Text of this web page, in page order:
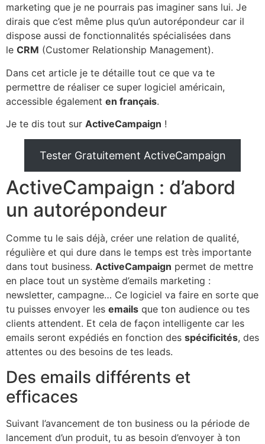
marketing que je ne pourrais pas imaginer sans lui. Je
dirais que c’est même plus qu’un autorépondeur car il
dispose aussi de fonctionnalités spécialisées dans
le CRM (Customer Relationship Management).
Dans cet article je te détaille tout ce que va te
permettre de réaliser ce super logiciel américain,
accessible également en français.
Je te dis tout sur ActiveCampaign !
Tester Gratuitement ActiveCampaign
ActiveCampaign : d’abord
un autorépondeur
Comme tu le sais déjà, créer une relation de qualité,
régulière et qui dure dans le temps est très importante
dans tout business. ActiveCampaign permet de mettre
en place tout un système d’emails marketing :
newsletter, campagne… Ce logiciel va faire en sorte que
tu puisses envoyer les emails que ton audience ou tes
clients attendent. Et cela de façon intelligente car les
emails seront expédiés en fonction des spécificités, des
attentes ou des besoins de tes leads.
Des emails différents et
efficaces
Suivant l’avancement de ton business ou la période de
lancement d’un produit, tu as besoin d’envoyer à ton